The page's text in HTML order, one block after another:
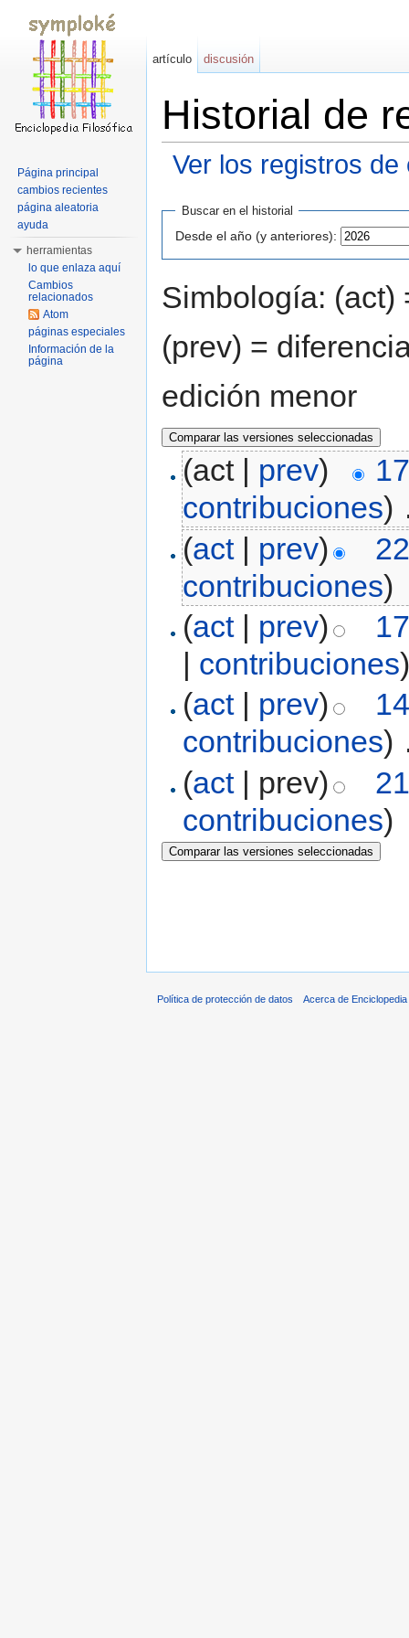
Historial de
Ver los registros de
Buscar en el historial
Desde el año (y anteriores):
Simbología: (act)
(prev) =
edición menor
(act | prev)
contribuciones)
(act| prev)
contribuciones)
(act| prev)
| contribuciones
(act| prev)
contribuciones)
(act| prev)
contribuciones)
artículo discusión
Página principal
cambios recientes
página aleatoria
ayuda
herramientas
lo que enlaza aquí
Cambios
relacionados
Atom
páginas especiales
Información de la
página
Política de protección de datos Acerca de